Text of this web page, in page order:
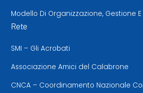
Modello Di Organizzazione, Gestione
Rete
SMI – Gli Acrobati
Associazione Amici del Calabrone
CNCA – Coordinamento Nazionale